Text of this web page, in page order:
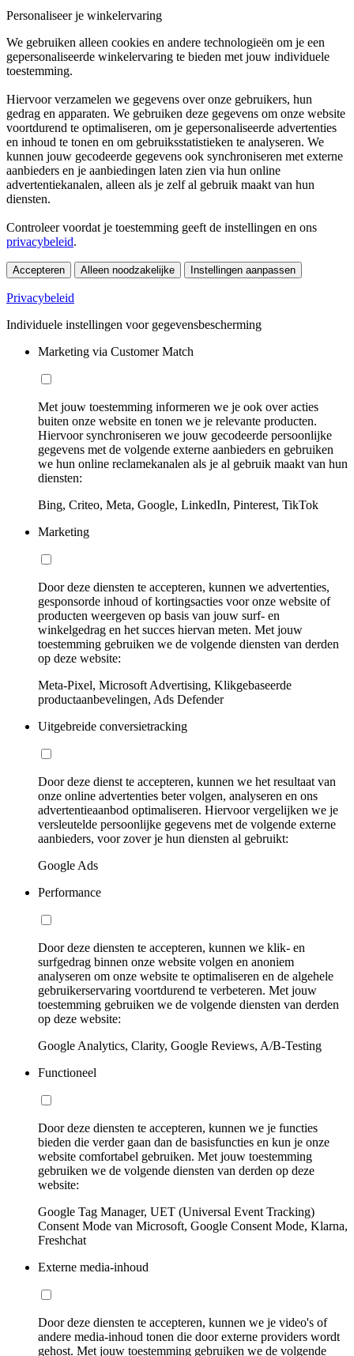
Personaliseer je winkelervaring
We gebruiken alleen cookies en andere technologieën om je een
gepersonaliseerde winkelervaring te bieden met jouw individuele
toestemming.
Hiervoor verzamelen we gegevens over onze gebruikers, hun
gedrag en apparaten. We gebruiken deze gegevens om onze website
voortdurend te optimaliseren, om je gepersonaliseerde advertenties
en inhoud te tonen en om gebruiksstatistieken te analyseren. We
kunnen jouw gecodeerde gegevens ook synchroniseren met externe
aanbieders en je aanbiedingen laten zien via hun online
advertentiekanalen, alleen als je zelf al gebruik maakt van hun
diensten.
Controleer voordat je toestemming geeft de instellingen en ons
privacybeleid.
Accepteren Alleen noodzakelijke Instellingen aanpassen
Privacybeleid
Individuele instellingen voor gegevensbescherming
Marketing via Customer Match
Met jouw toestemming informeren we je ook over acties
buiten onze website en tonen we je relevante producten.
Hiervoor synchroniseren we jouw gecodeerde persoonlijke
gegevens met de volgende externe aanbieders en gebruiken
we hun online reclamekanalen als je al gebruik maakt van hun
diensten:
Bing, Criteo, Meta, Google, LinkedIn, Pinterest, TikTok
Marketing
Door deze diensten te accepteren, kunnen we advertenties,
gesponsorde inhoud of kortingsacties voor onze website of
producten weergeven op basis van jouw surf- en
winkelgedrag en het succes hiervan meten. Met jouw
toestemming gebruiken we de volgende diensten van derden
op deze website:
Meta-Pixel, Microsoft Advertising, Klikgebaseerde
productaanbevelingen, Ads Defender
Uitgebreide conversietracking
Door deze dienst te accepteren, kunnen we het resultaat van
onze online advertenties beter volgen, analyseren en ons
advertentieaanbod optimaliseren. Hiervoor vergelijken we je
versleutelde persoonlijke gegevens met de volgende externe
aanbieders, voor zover je hun diensten al gebruikt:
Google Ads
Performance
Door deze diensten te accepteren, kunnen we klik- en
surfgedrag binnen onze website volgen en anoniem
analyseren om onze website te optimaliseren en de algehele
gebruikerservaring voortdurend te verbeteren. Met jouw
toestemming gebruiken we de volgende diensten van derden
op deze website:
Google Analytics, Clarity, Google Reviews, A/B-Testing
Functioneel
Door deze diensten te accepteren, kunnen we je functies
bieden die verder gaan dan de basisfuncties en kun je onze
website comfortabel gebruiken. Met jouw toestemming
gebruiken we de volgende diensten van derden op deze
website:
Google Tag Manager, UET (Universal Event Tracking)
Consent Mode van Microsoft, Google Consent Mode, Klarna,
Freshchat
Externe media-inhoud
Door deze diensten te accepteren, kunnen we je video's of
andere media-inhoud tonen die door externe providers wordt
gehost. Met jouw toestemming gebruiken we de volgende